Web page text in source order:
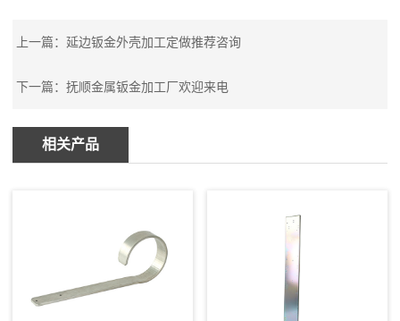
上一篇：延边钣金外壳加工定做推荐咨询
下一篇：抚顺金属钣金加工厂欢迎来电
相关产品